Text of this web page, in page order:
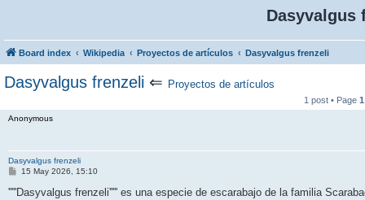
Dasyvalgus
Board index Wikipedia Proyectos de artículos Dasyvalgus frenzeli
Dasyvalgus frenzeli ⇐ Proyectos de artículos
1 post • Page 1
Anonymous
Dasyvalgus frenzeli
P
s
15 May 2026, 15:10
'''''Dasyvalgus frenzeli''''' es una especie de escarabajo de la familia